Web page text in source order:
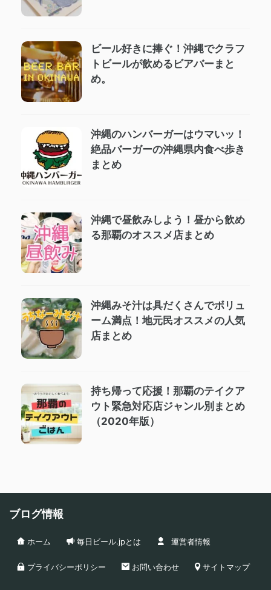
ビール好きに捧ぐ！沖縄でクラフ
トビールが飲めるビアバーまと
め。
沖縄のハンバーガーはウマいッ！
絶品バーガーの沖縄県内食べ歩き
まとめ
沖縄で昼飲みしよう！昼から飲め
る那覇のオススメ店まとめ
沖縄みそ汁は具だくさんでボリュ
ーム満点！地元民オススメの人気
店まとめ
持ち帰って応援！那覇のテイクア
ウト緊急対応店ジャンル別まとめ
（2020年版）
ブログ情報
ホーム 毎日ビール.jpとは 運営者情報
プライバシーポリシー お問い合わせ サイトマップ